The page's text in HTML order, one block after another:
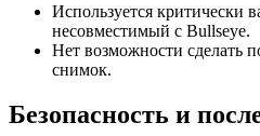
Используется критически
несовместимый с Bullseye.
Нет возможности сделать
снимок.
Безопасность и